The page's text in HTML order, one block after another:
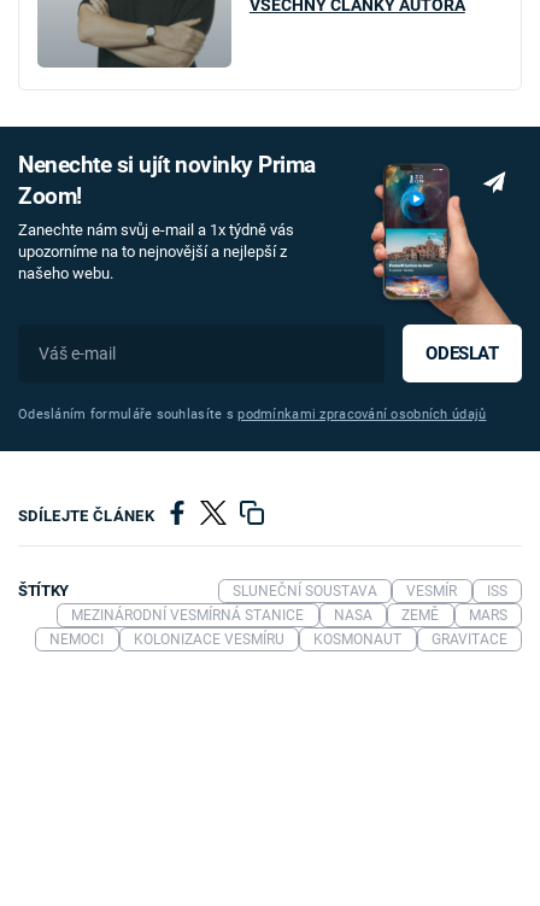
VŠECHNY ČLÁNKY AUTORA
Nenechte si ujít novinky Prima
Zoom!
Zanechte nám svůj e-mail a 1x týdně vás
upozorníme na to nejnovější a nejlepší z
našeho webu.
ODESLAT
Odesláním formuláře souhlasíte spodmínkami zpracování osobních údajů
SDÍLEJTE ČLÁNEK
ŠTÍTKY SLUNEČNÍ SOUSTAVA VESMÍR
ISS
MEZINÁRODNÍ VESMÍRNÁ STANICE
NASA ZEMĚ
MARS
NEMOCI
KOLONIZACE VESMÍRU KOSMONAUT GRAVITACE